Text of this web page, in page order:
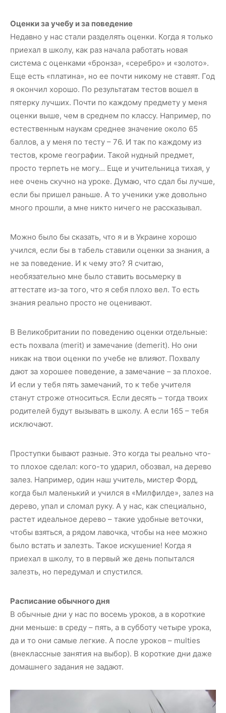
Оценки за учебу и за поведение
Недавно у нас стали разделять оценки. Когда я только
приехал в школу, как раз начала работать новая
система с оценками «бронза», «серебро» и «золото».
Еще есть «платина», но ее почти никому не ставят. Год
я окончил хорошо. По результатам тестов вошел в
пятерку лучших. Почти по каждому предмету у меня
оценки выше, чем в среднем по классу. Например, по
естественным наукам среднее значение около 65
баллов, а у меня по тесту – 76. И так по каждому из
тестов, кроме географии. Такой нудный предмет,
просто терпеть не могу… Еще и учительница тихая, у
нее очень скучно на уроке. Думаю, что сдал бы лучше,
если бы пришел раньше. А то ученики уже довольно
много прошли, а мне никто ничего не рассказывал.
Можно было бы сказать, что я и в Украине хорошо
учился, если бы в табель ставили оценки за знания, а
не за поведение. И к чему это? Я считаю,
необязательно мне было ставить восьмерку в
аттестате из-за того, что я себя плохо вел. То есть
знания реально просто не оценивают.
В Великобритании по поведению оценки отдельные:
есть похвала (merit) и замечание (demerit). Но они
никак на твои оценки по учебе не влияют. Похвалу
дают за хорошее поведение, а замечание – за плохое.
И если у тебя пять замечаний, то к тебе учителя
станут строже относиться. Если десять – тогда твоих
родителей будут вызывать в школу. А если 165 – тебя
исключают.
Проступки бывают разные. Это когда ты реально что-
то плохое сделал: кого-то ударил, обозвал, на дерево
залез. Например, один наш учитель, мистер Форд,
когда был маленький и учился в «Милфилде», залез на
дерево, упал и сломал руку. А у нас, как специально,
растет идеальное дерево – такие удобные веточки,
чтобы взяться, а рядом лавочка, чтобы на нее можно
было встать и залезть. Такое искушение! Когда я
приехал в школу, то в первый же день попытался
залезть, но передумал и спустился.
Расписание обычного дня
В обычные дни у нас по восемь уроков, а в короткие
дни меньше: в среду – пять, а в субботу четыре урока,
да и то они самые легкие. А после уроков – multies
(внеклассные занятия на выбор). В короткие дни даже
домашнего задания не задают.